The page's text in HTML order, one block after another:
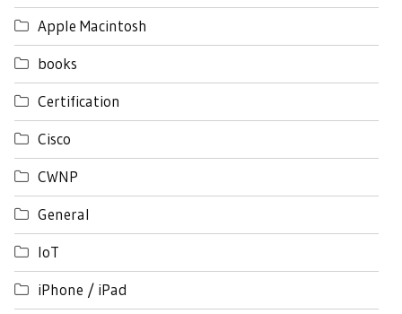
Apple Macintosh
books
Certification
Cisco
CWNP
General
IoT
iPhone / iPad